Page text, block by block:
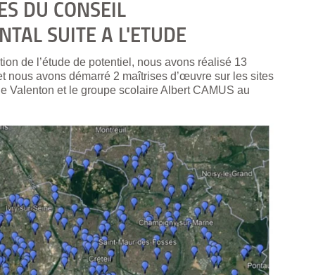
DU CONSEIL
SUITE A L'ETUDE
de l’étude de potentiel, nous avons réalisé 13
nous avons démarré 2 maîtrises d’œuvre sur les sites
Valenton et le groupe scolaire Albert CAMUS au